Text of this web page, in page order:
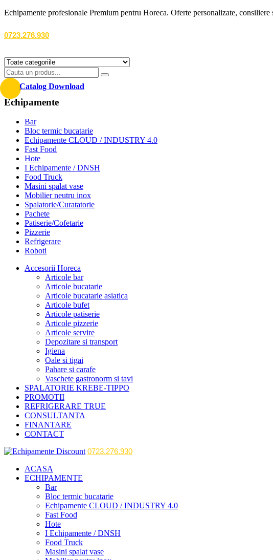
Echipamente profesionale Premium pentru Horeca. Oferte personalizate,
0723.276.930
Catalog Download
Echipamente
Bar
Bloc termic bucatarie
Echipamente CLOUD / INDUSTRY 4.0
Fast Food
Hote
I Echipamente / DNSH
Food Truck
Masini spalat vase
Mobilier neutru inox
Spalatorie/Curatatorie
Pachete
Patiserie/Cofetarie
Pizzerie
Refrigerare
Roboti
Accesorii Horeca
Articole bar
Articole bucatarie
Articole bucatarie asiatica
Articole bufet
Articole patiserie
Articole pizzerie
Articole servire
Depozitare si transport
Igiena
Oale si tigai
Pahare si carafe
Vaschete gastronorm si tavi
SPALATORIE KREBE-TIPPO
PROMOTII
REFRIGERARE TRUE
CONSULTANTA
FINANTARE
CONTACT
0723.276.930
ACASA
ECHIPAMENTE
Bar
Bloc termic bucatarie
Echipamente CLOUD / INDUSTRY 4.0
Fast Food
Hote
I Echipamente / DNSH
Food Truck
Masini spalat vase